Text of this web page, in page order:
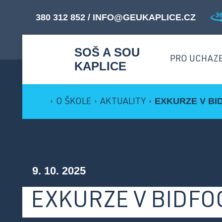
SOŠ A SOU
KAPLICE
PRO
Přehled oborů ›
Dny otevřených dveří ›
380 312 852 / INFO@GEUKAPLICE.CZ
› O ŠKOLE › AKTUALITY › EXKURZE V
9. 10. 2025
EXKURZE V